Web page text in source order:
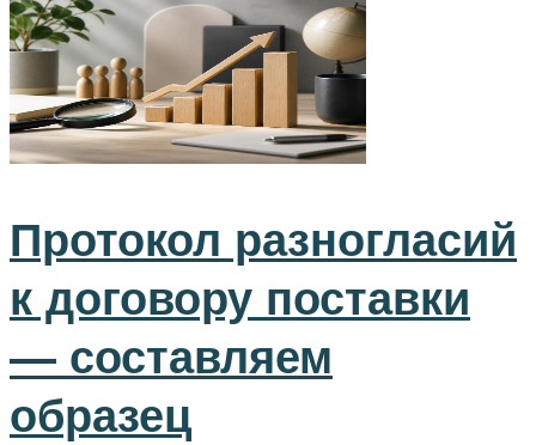
Протокол разногласий
к договору поставки
— составляем
образец